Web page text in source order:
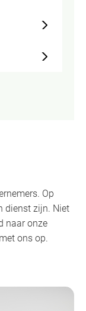
Op
dienst zijn. Niet
naar onze
ons op.